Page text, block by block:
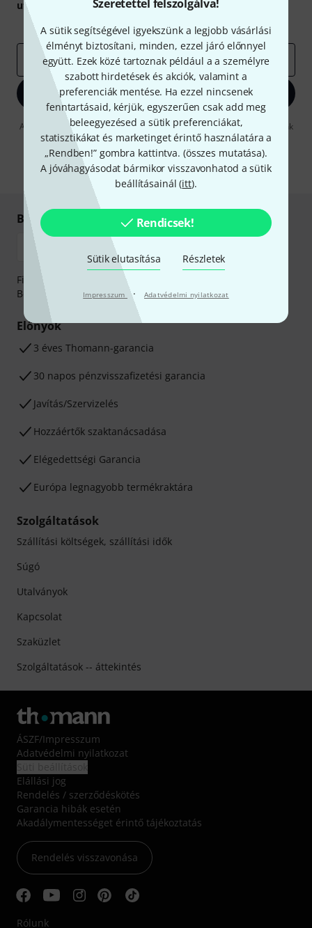
Szeretettel felszolgálva!
A sütik segítségével igyekszünk a legjobb vásárlási
élményt biztosítani, minden, ezzel járó előnnyel
együtt. Ezek közé tartoznak például a a személyre
szabott hirdetések és akciók, valamint a
preferenciák mentése. Ha ezzel nincsenek
fenntartásaid, kérjük, egyszerűen csak add meg
beleegyezésed a sütik preferenciákat,
statisztikákat és marketinget érintő használatára a
„Rendben!” gombra kattintva. (összes mutatása).
A jóváhagyásodat bármikor visszavonhatod a sütik
beállításainál (itt).
Rendicsek!
Sütik elutasítása Részletek
Impresszum · Adatvédelmi nyilatkozat
utalvány
egyikét.
Inspiráló gondolatok
Akciók Thomann
e-mail cím *
Bejelentkezés
A "Bejelentkezés" gombra kattintva elfogadja, hogy e-mailben küldjünk
önnek hirdetéseket. Bármikor leiratkozhat erről. A hírlevélről további
információkat azdata protection guideline -ben talál.
* Kitöltés kötelező
Biztonságos vásárlás és fizetés
Fizessen biztonságosan, titkosítással: Banki átutalás vagy
Betéti- vagy hitelkártya segítségével
Előnyök
3 éves Thomann-garancia
30 napos pénzvisszafizetési garancia
Javítás/Szervizelés
Hozzáértők szaktanácsadása
Elégedettségi Garancia
Európa legnagyobb termékraktára
Szolgáltatások
Szállítási költségek, szállítási idők
Súgó
Utalványok
Kapcsolat
Szaküzlet
Szolgáltatások -- áttekintés
ÁSZF/Impresszum
Adatvédelmi nyilatkozat
Elállási jog
Rendelés / szerződéskötés
Garancia hibák esetén
Akadálymentességet érintő tájékoztatás
Rendelés visszavonása
Rólunk